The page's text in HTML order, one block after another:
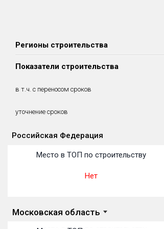
Регионы строительства
Показатели строительства
в т.ч. с переносом сроков
уточнение сроков
Сдано в 2018
13 861 м²
3.8 месяцев
Сдано в 2019
0 м²
Российская Федерация
Место в ТОП по строительству
Нет
Московская область